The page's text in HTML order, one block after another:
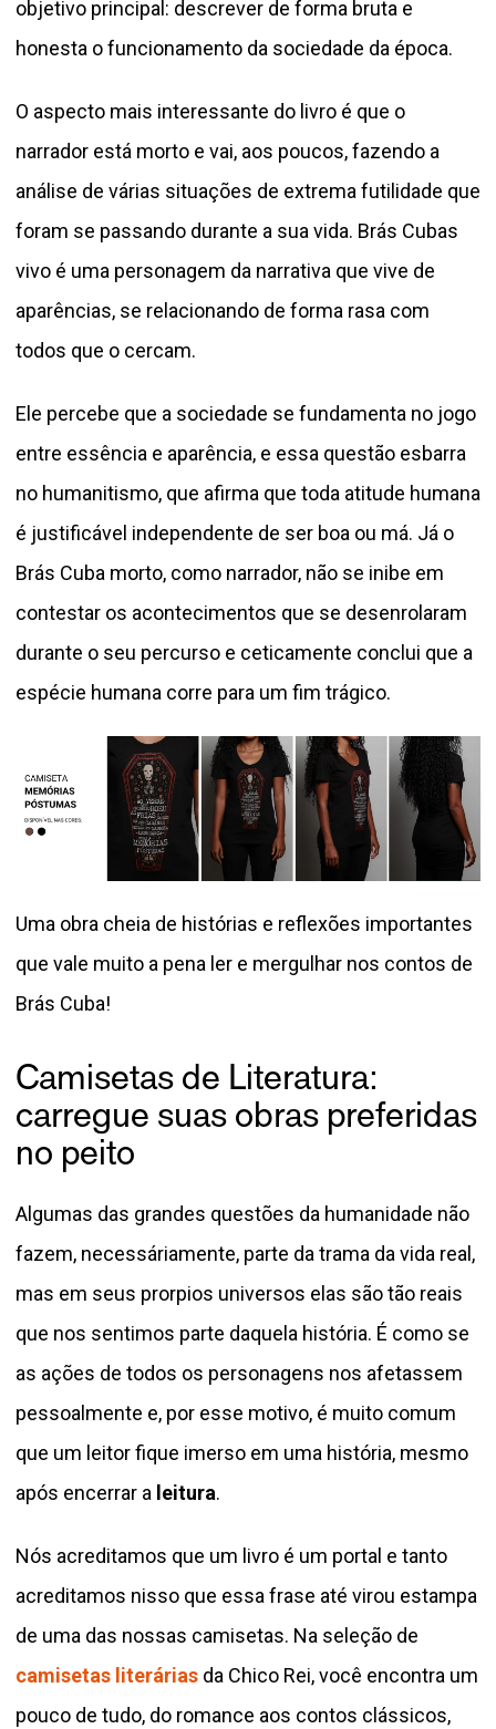
objetivo principal: descrever de forma bruta e
honesta o funcionamento da sociedade da época.
O aspecto mais interessante do livro é que o
narrador está morto e vai, aos poucos, fazendo a
análise de várias situações de extrema futilidade que
foram se passando durante a sua vida. Brás Cubas
vivo é uma personagem da narrativa que vive de
aparências, se relacionando de forma rasa com
todos que o cercam.
Ele percebe que a sociedade se fundamenta no jogo
entre essência e aparência, e essa questão esbarra
no humanitismo, que afirma que toda atitude humana
é justificável independente de ser boa ou má. Já o
Brás Cuba morto, como narrador, não se inibe em
contestar os acontecimentos que se desenrolaram
durante o seu percurso e ceticamente conclui que a
espécie humana corre para um fim trágico.
Uma obra cheia de histórias e reflexões importantes
que vale muito a pena ler e mergulhar nos contos de
Brás Cuba!
Camisetas de Literatura:
carregue suas obras preferidas
no peito
Algumas das grandes questões da humanidade não
fazem, necessáriamente, parte da trama da vida real,
mas em seus prorpios universos elas são tão reais
que nos sentimos parte daquela história. É como se
as ações de todos os personagens nos afetassem
pessoalmente e, por esse motivo, é muito comum
que um leitor fique imerso em uma história, mesmo
após encerrar a leitura.
Nós acreditamos que um livro é um portal e tanto
acreditamos nisso que essa frase até virou estampa
de uma das nossas camisetas. Na seleção de
camisetas literárias da Chico Rei, você encontra um
pouco de tudo, do romance aos contos clássicos,